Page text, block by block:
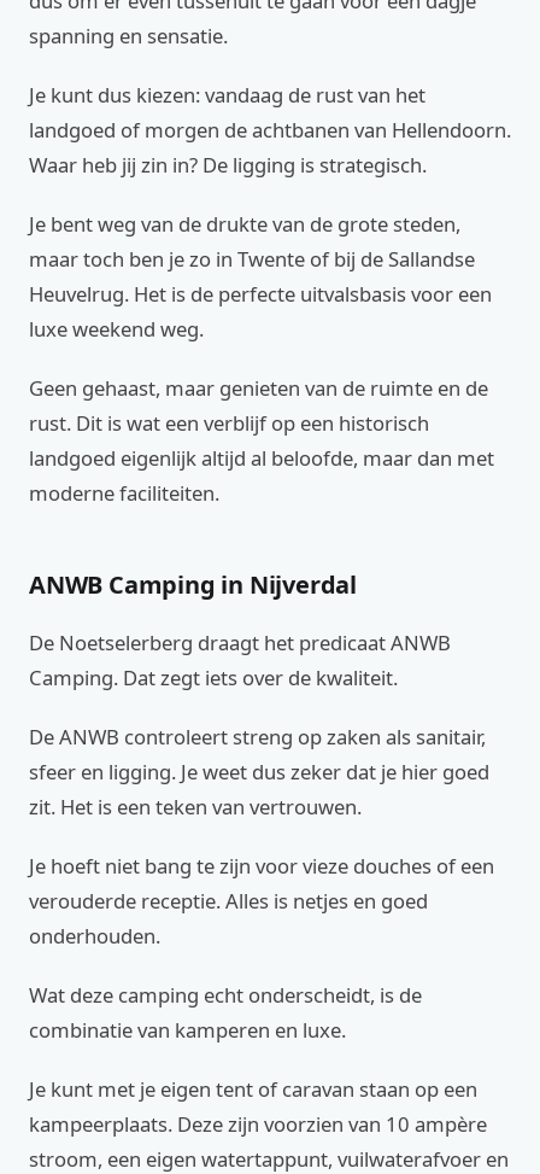
spanning en sensatie.
Je kunt dus kiezen: vandaag de rust van het
landgoed of morgen de achtbanen van Hellendoorn.
Waar heb jij zin in? De ligging is strategisch.
Je bent weg van de drukte van de grote steden,
maar toch ben je zo in Twente of bij de Sallandse
Heuvelrug. Het is de perfecte uitvalsbasis voor een
luxe weekend weg.
Geen gehaast, maar genieten van de ruimte en de
rust. Dit is wat een verblijf op een historisch
landgoed eigenlijk altijd al beloofde, maar dan met
moderne faciliteiten.
ANWB Camping in Nijverdal
De Noetselerberg draagt het predicaat ANWB
Camping. Dat zegt iets over de kwaliteit.
De ANWB controleert streng op zaken als sanitair,
sfeer en ligging. Je weet dus zeker dat je hier goed
zit. Het is een teken van vertrouwen.
Je hoeft niet bang te zijn voor vieze douches of een
verouderde receptie. Alles is netjes en goed
onderhouden.
Wat deze camping echt onderscheidt, is de
combinatie van kamperen en luxe.
Je kunt met je eigen tent of caravan staan op een
kampeerplaats. Deze zijn voorzien van 10 ampère
stroom, een eigen watertappunt, vuilwaterafvoer en